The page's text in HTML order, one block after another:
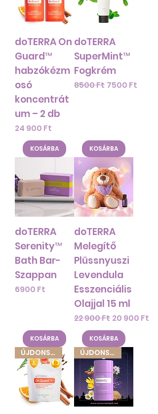
doTERRA On
Guard™
habzókézm
osó
koncentrát
um – 2 db
Ár
24 900 Ft
KOSÁRBA
doTERRA
SuperMint™
Fogkrém
Szokásos ár
8500 Ft Akciós ár
7500 Ft
KOSÁRBA
doTERRA
Serenity™
Bath Bar-
Szappan
Ár
6900 Ft
KOSÁRBA
doTERRA
Melegítő
Plüssnyuszi
Levendula
Esszenciális
Olajjal 15 ml
Szokásos ár
22 900 Ft Akciós ár
20 900 Ft
KOSÁRBA
ÚJDONSÁG! ÚJDONSÁG!